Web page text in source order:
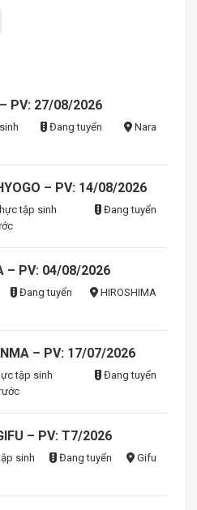
PV: 27/08/2026
Đang tuyển
Nara
– PV: 14/08/2026
tập sinh
Đang tuyển
– PV: 04/08/2026
Đang tuyển
HIROSHIMA
– PV: 17/07/2026
tập sinh
Đang tuyển
– PV: T7/2026
sinh Đang tuyển
Gifu